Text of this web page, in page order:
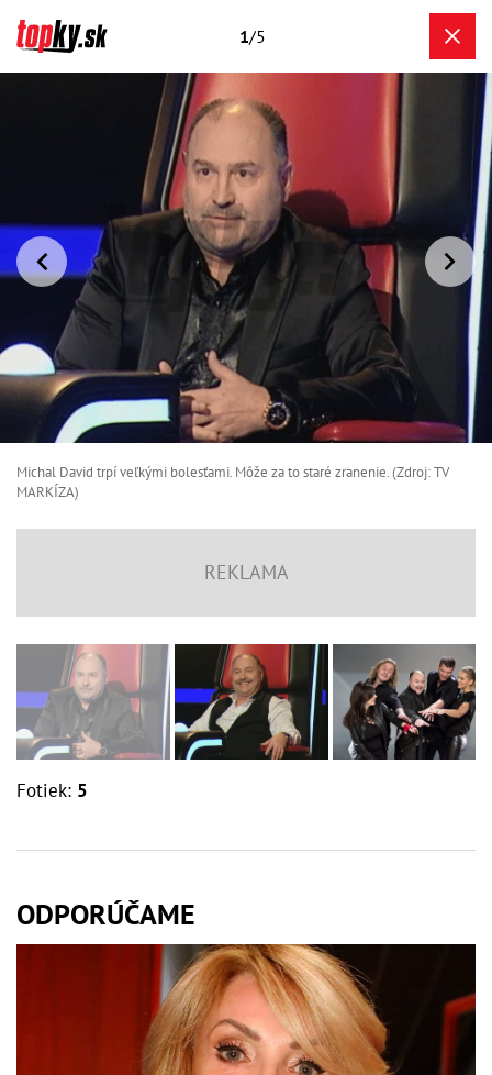
1/5
Michal David trpí veľkými bolesťami. Môže za to staré zranenie. (Zdroj: TV
MARKÍZA)
Fotiek: 5
ODPORÚČAME